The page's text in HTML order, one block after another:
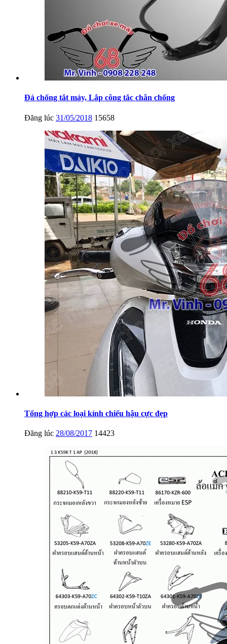
Đá chống tắt máy, Lắp công tắc chân chống
Đăng lúc 31/05/2018 15658
Tổng hợp các loại kính chiếu hậu cực đẹp
Đăng lúc 28/08/2017 14423